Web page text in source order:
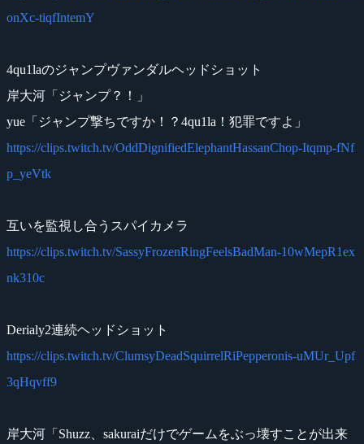
onXc-tiqfIntemY
4qu1laのジャンプヴァンダルヘッドショット
岸大河「ジャンプ？！」
yue「ジャンプ撃ちですか！？4qu1la！犯罪ですよ」
https://clips.twitch.tv/OddDignifiedElephantHassanChop-Itqmp-fNf
p_yeVtk
互いを監視し合うスパイカメラ
https://clips.twitch.tv/SassyFrozenRingFeelsBadMan-10wMepR1ex
nk310c
Derialy2連続ヘッドショット
https://clips.twitch.tv/ClumsyDeadSquirrelRiPepperonis-uMUr_Upf
3qHqvff9
岸大河「Shuzz、sakuraiだけでゲームをぶっ壊すことが出来